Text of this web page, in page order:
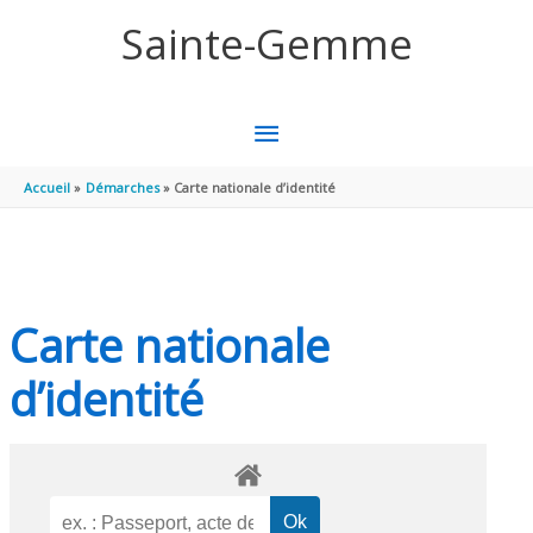
Sainte-Gemme
MENU
PRINCIPAL
Accueil Démarches Carte nationale d’identité
Carte nationale
d’identité